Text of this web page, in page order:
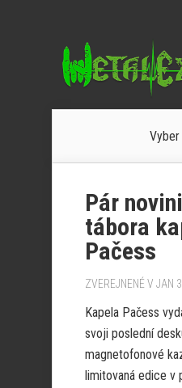
Pár
tábora
Pačess
ZVEREJNENÉ V JAN
Kapela Pačess
svoji poslední
magnetofonové
limitovaná edice v